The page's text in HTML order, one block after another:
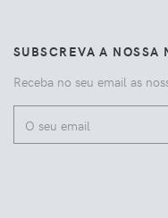
SUBSCREVA A NOSSA
Receba no seu email as